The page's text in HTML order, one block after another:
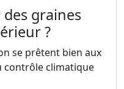
graines
?
se prêtent bien aux
contrôle climatique